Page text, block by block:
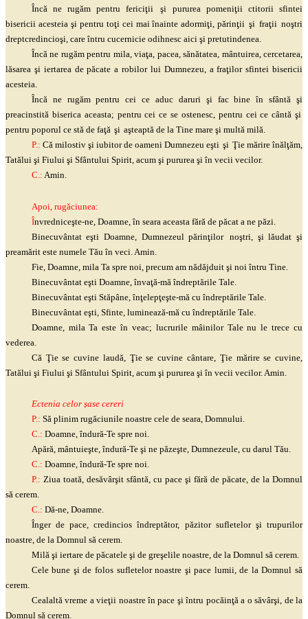
Încă ne rugăm pentrufericiţii şi pururea pomeniţiictitorii sfintei
bisericii acesteia şipentru toţicei mai înainteadormiţi,părinţii şi fraţii noştri
dreptcredincioşi, care întru cucernicie odihnesc aici şi pretutindenea.
Încă ne rugăm pentru mila,viaţa, pacea, sănătatea, mântuirea, cercetarea,
lăsarea şiiertarea de păcate a robilor lui Dumnezeu, afraţilorsfintei bisericii
acesteia.
Încă ne rugăm pentru cei ce aduc daruri şifac bine în sfântăşi
preacinstită biserica aceasta; pentru cei ce se ostenesc, pentru cei ce cântăşi
pentru poporul ce stă de faţă şi aşteaptă de la Tine mare şi multă milă.
P.: Că milostiv şiiubitor de oameni Dumnezeu eşti şi Ţie mărireînălţăm,
Tatălui şi Fiului şi Sfântului Spirit, acum şi pururea şiîn vecii vecilor.
C.: Amin.
Apoi, rugăciunea:
Învredniceşte-ne, Doamne, în seara aceasta fără de păcat a ne păzi.
Binecuvântateşti Doamne, Dumnezeulpărinţilor noştri şi lăudatşi
preamărit este numele Tău în veci. Amin.
Fie, Doamne, mila Ta spre noi, precum am nădăjduit şi noi întru Tine.
Binecuvântat eşti Doamne,învaţă-mă îndreptările Tale.
Binecuvântat eşti Stăpâne,înţelepţeşte-mă cu îndreptările Tale.
Binecuvântat eşti , Sfinte, luminează-mă cu îndreptările Tale.
Doamne, mila Ta este în veac; lucrurile mâinilor Tale nu le trece cu
vederea.
Că Ţiese cuvine laudă, Ţiese cuvine cântare, Ţiemărire se cuvine,
Tatălui şi Fiului şi Sfântului Spirit, acum şi pururea şi în vecii vecilor. Amin.
Ectenia celor șase cereri
P.: Să plinim rugăciunile noastre cele de seara, Domnului.
C.: Doamne, îndură-Te spre noi.
Apără, mântuieşte, îndură-Te şine păzeşte, Dumnezeule, cu darul Tău.
C.: Doamne, îndură-Te spre noi.
P.: Ziua toată, desăvârşitsfântă, cu pace şifără de păcate, de la Domnul
să cerem.
C.: Dă-ne, Doamne.
Înger de pace, credincios îndreptător, păzitor sufletelor şitrupurilor
noastre, de la Domnul să cerem.
Milă şiiertare de păcatele şide greşelilenoastre, de la Domnul să cerem.
Cele bune şide folos sufletelor noastre şipace lumii, de la Domnul să
cerem.
Cealaltă vreme avieţii noastre în pace şiîntru pocăinţăa osăvârşi, de la
Domnul să cerem.